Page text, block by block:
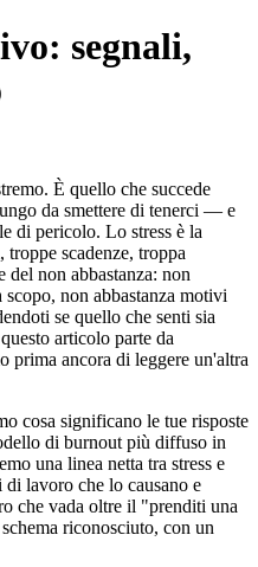
segnali,
È quello che succede
da smettere di tenerci — e
di pericolo. Lo stress è la
scadenze, troppa
del non abbastanza: non
scopo, non abbastanza motivi
se quello che senti sia
articolo parte da
prima ancora di leggere un'altra
cosa significano le tue risposte
di burnout più diffuso in
una linea netta tra stress e
lavoro che lo causano e
che vada oltre il "prenditi una
riconosciuto, con un